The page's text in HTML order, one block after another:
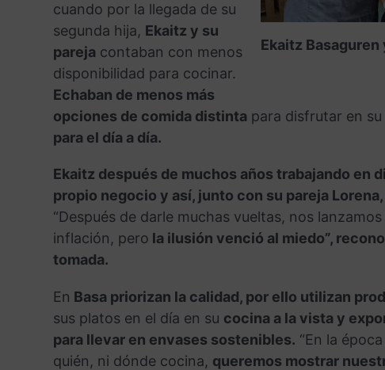
Ekaitz Basaguren
cuando por la llegada de su
segunda hija, Ekaitz y su
pareja contaban con menos
disponibilidad para cocinar.
Echaban de menos más
opciones de comida distinta para disfrutar en
para el día a día.
Ekaitz después de muchos años trabajando en
propio negocio y así, junto con su pareja
“Después de darle muchas vueltas, nos
inflación, pero la ilusión venció al miedo”,
tomada.
En Basa priorizan la calidad, por ello utilizan
sus platos en el día en su cocina a la vista y
para llevar en envases sostenibles. “En la
quién, ni dónde cocina, queremos mostrar